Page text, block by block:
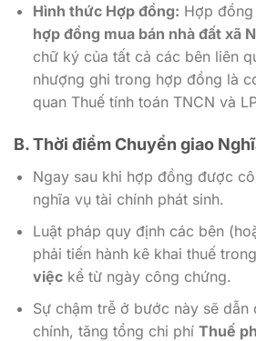
Hình thức Hợp đồng: Hợp
hợp đồng mua bán nhà đất xã
chữ ký của tất cả các bên liên
nhượng ghi trong hợp đồng là
quan Thuế tính toán TNCN và
B. Thời điểm Chuyển giao
Ngay sau khi hợp đồng được
nghĩa vụ tài chính phát sinh.
Luật pháp quy định các bên
phải tiến hành kê khai thuế
việckể từ ngày công chứng.
Sự chậm trễ ở bước này sẽ dẫn
chính, tăng tổng chi phí Thuế